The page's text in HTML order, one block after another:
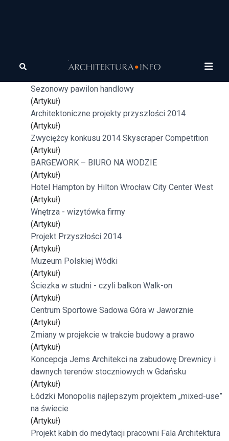
projekt
Muzeum Ludzkiego Ciała we Francji
Sezonowy pawilon handlowy
(Artykuł)
Architektoniczne projekty przyszlości 2014
(Artykuł)
Zwyciężcy konkusu 2014 Skyscraper Competition
(Artykuł)
BARGEWORK – BIURO NA WODZIE
(Artykuł)
Hotel Hampton by Hilton Wrocław City Center West
(Artykuł)
Wnętrza - wizytówka firmy
(Artykuł)
Projekt Przyszłości 2014
(Artykuł)
Muzeum Polskiej Wódki
(Artykuł)
Ściezka w studni - czyli balkon Walk-on
(Artykuł)
Centrum Sportowe Sadowa Góra w Jaworznie
(Artykuł)
Zmiany w projekcie w trakcie budowy a prawo
(Artykuł)
Koncepcja Jems Architekci na zabudowę Drewnicy i
dawnych terenów stoczniowych w Gdańsku
(Artykuł)
Łódzki Monopolis najlepszym projektem „mixed-use”
na świecie
(Artykuł)
Projekt kabin do medytacji pracowni Fala Architektura